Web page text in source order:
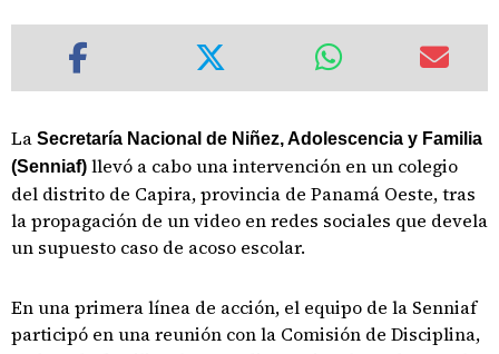
La Secretaría Nacional de Niñez, Adolescencia y Familia
(Senniaf) llevó a cabo una intervención en un colegio
del distrito de Capira, provincia de Panamá Oeste, tras
la propagación de un video en redes sociales que devela
un supuesto caso de acoso escolar.
En una primera línea de acción, el equipo de la Senniaf
participó en una reunión con la Comisión de Disciplina,